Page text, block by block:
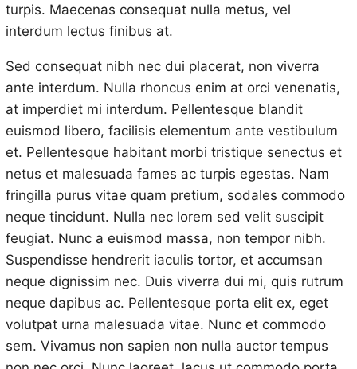
turpis. Maecenas consequat nulla metus, vel
interdum lectus finibus at.
Sed consequat nibh nec dui placerat, non viverra
ante interdum. Nulla rhoncus enim at orci venenatis,
at imperdiet mi interdum. Pellentesque blandit
euismod libero, facilisis elementum ante vestibulum
et. Pellentesque habitant morbi tristique senectus et
netus et malesuada fames ac turpis egestas. Nam
fringilla purus vitae quam pretium, sodales commodo
neque tincidunt. Nulla nec lorem sed velit suscipit
feugiat. Nunc a euismod massa, non tempor nibh.
Suspendisse hendrerit iaculis tortor, et accumsan
neque dignissim nec. Duis viverra dui mi, quis rutrum
neque dapibus ac. Pellentesque porta elit ex, eget
volutpat urna malesuada vitae. Nunc et commodo
sem. Vivamus non sapien non nulla auctor tempus